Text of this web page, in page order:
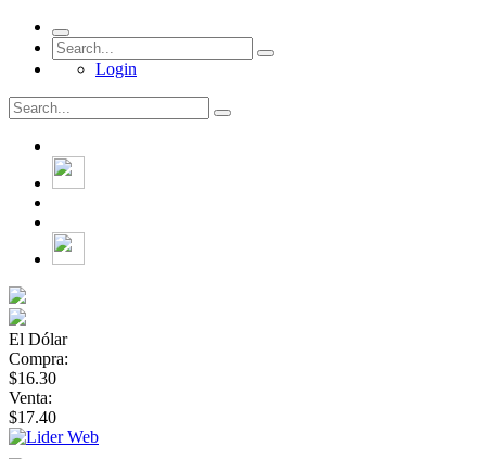
Login
El Dólar
Compra:
$16.30
Venta:
$17.40